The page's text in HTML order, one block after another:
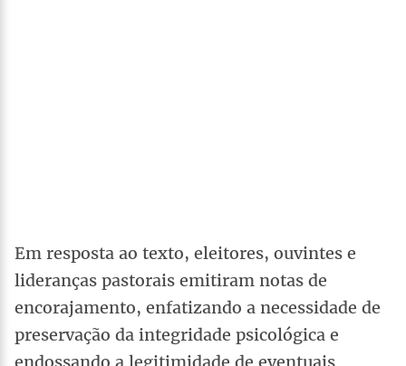
Em resposta ao texto, eleitores, ouvintes e
lideranças pastorais emitiram notas de
encorajamento, enfatizando a necessidade de
preservação da integridade psicológica e